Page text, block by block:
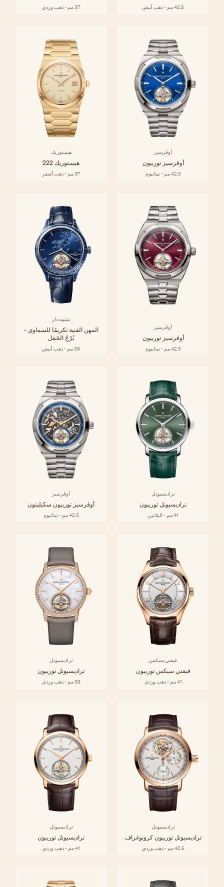
42.5 مم - ذهب أبيض 37 مم - ذهب وردي
أوڤرسيز
أوڤرسيز توربيون
42.5 مم - تيتانيوم
هيستوريك
هيستوريك 222
37 مم - ذهب أصفر
أوڤرسيز
أوڤرسيز توربيون
42.5 مم - تيتانيوم
ميتييه دار
المهن الفنية تكريمًا للسماوي -
بُرْجُ الحَمَل
39 مم - ذهب أبيض
تراديسيونل
تراديسيونل توربيون
41 مم - البلاتين
أوڤرسيز
أوڤرسيز توربيون سكيليتون
42.5 مم - تيتانيوم
فيفتي سيكس
فيفتي سيكس توربيون
41 مم - ذهب وردي
تراديسيونل
تراديسيونل توربيون
39 مم - ذهب وردي
تراديسيونل
تراديسيونل توربيون كرونوغراف
42.5 مم - ذهب وردي
تراديسيونل
تراديسيونل توربيون
41 مم - ذهب وردي